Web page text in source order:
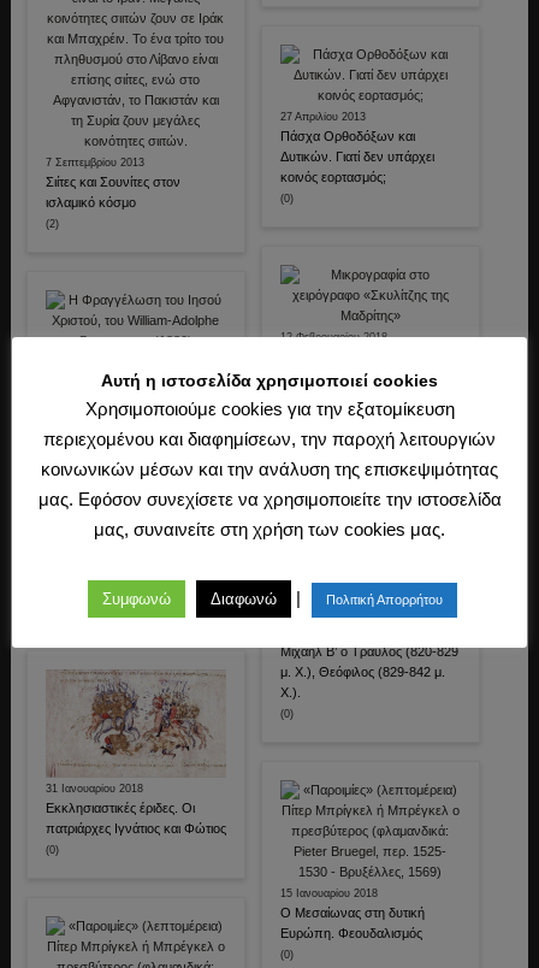
7 Σεπτεμβρίου 2013
Σιίτες και Σουνίτες στον
ισλαμικό κόσμο
(2)
Το ιστορικό πρόσωπο του
Ιησού Χριστού
3 Απριλίου 2013
πλευρά των Αράβων
31 Ιανουαρίου 2018
Εκκλησιαστικές έριδες. Οι
πατριάρχες Ιγνάτιος και Φώτιος
(0)
27 Απριλίου 2013
Πάσχα Ορθοδόξων και
Δυτικών. Γιατί δεν υπάρχει
κοινός εορτασμός;
(0)
12 Φεβρουαρίου 2018
του Βασιλείου Β’.
(0)
25 Ιανουαρίου 2018
Οι βυζαντινοί αυτοκράτορες
Μιχαήλ Β’ ο Τραυλός (820-829
μ. Χ.), Θεόφιλος (829-842 μ.
Χ.).
(0)
15 Ιανουαρίου 2018
Ο Μεσαίωνας στη δυτική
Ευρώπη. Φεουδαλισμός
(0)
Αυτή η ιστοσελίδα χρησιμοποιεί cookies
Χρησιμοποιούμε cookies για την εξατομίκευση
περιεχομένου και διαφημίσεων, την παροχή λειτουργιών
κοινωνικών μέσων και την ανάλυση της επισκεψιμότητας
μας. Εφόσον συνεχίσετε να χρησιμοποιείτε την ιστοσελίδα
μας, συναινείτε στη χρήση των cookies μας.
Συμφωνώ Διαφωνώ | Πολιτική Απορρήτου